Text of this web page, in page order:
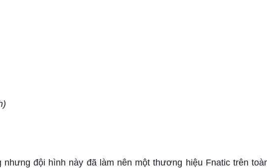
nhưng đội hình này đã làm nên một thương hiệu Fnatic trên